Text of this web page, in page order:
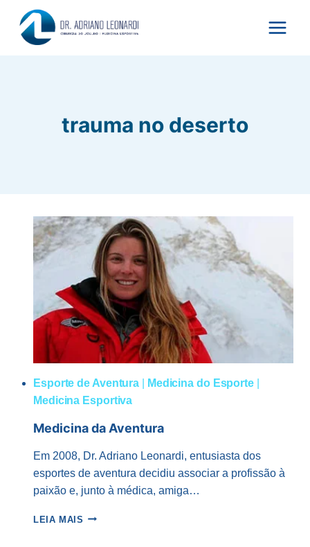
para
trauma no deserto
Esporte de Aventura Medicina do Esporte|
Medicina Esportiva
Medicina da Aventura
Em 2008, Dr. Adriano Leonardi, entusiasta dos
esportes de aventura decidiu associar a profissão à
paixão e, junto à médica, amiga…
LEIA MAIS MEDICINA